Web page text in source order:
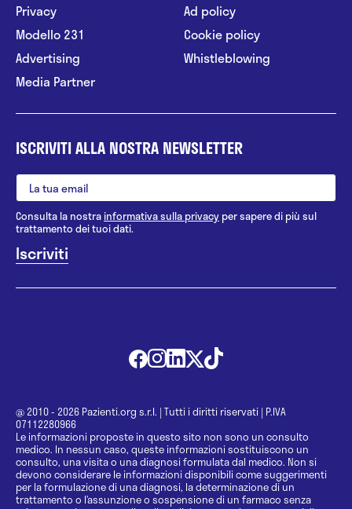
Privacy
Modello 231
Advertising
Media Partner
Ad policy
Cookie policy
Whistleblowing
ISCRIVITI ALLA NOSTRA NEWSLETTER
Consulta la nostrainformativa sulla privacy per sapere di più sul
trattamento dei tuoi dati.
@ 2010 - 2026 Pazienti.org s.r.l. | Tutti i diritti riservati | P.IVA
07112280966
Le informazioni proposte in questo sito non sono un consulto
medico. In nessun caso, queste informazioni sostituiscono un
consulto, una visita o una diagnosi formulata dal medico. Non si
devono considerare le informazioni disponibili come suggerimenti
per la formulazione di una diagnosi, la determinazione di un
trattamento o l’assunzione o sospensione di un farmaco senza